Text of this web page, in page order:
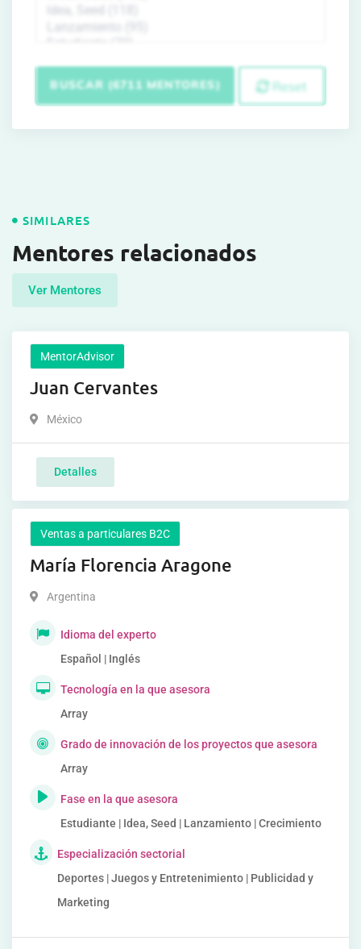
BUSCAR (6711 MENTORES) Reset
SIMILARES
Mentores relacionados
Ver Mentores
MentorAdvisor
Juan Cervantes
México
Detalles
Ventas a particulares B2C
María Florencia Aragone
Argentina
Idioma del experto
Español | Inglés
Tecnología en la que asesora
Array
Grado de innovación de los proyectos que asesora
Array
Fase en la que asesora
Estudiante | Idea, Seed | Lanzamiento | Crecimiento
Especialización sectorial
Deportes | Juegos y Entretenimiento | Publicidad y
Marketing